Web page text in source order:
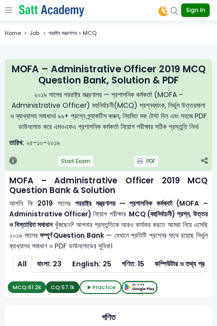
Sign In
Home Job পররাষ্ট্র মন্ত্রণালয় > MCQ
MOFA – Administrative Officer 2019 MCQ
Question Bank, Solution & PDF
২০১৯ সালের পররাষ্ট্র মন্ত্রণালয় — প্রশাসনিক কর্মকর্তা (MOFA –
Administrative Officer) বহুনির্বাচনী(MCQ) প্রশ্নব্যাংক, নির্ভুল উত্তরমালা
ও ব্যাখ্যাসহ সমাধান। ৯৯+ প্রশ্নে প্র্যাকটিস করুন, নিয়মিত মক টেস্ট দিন এবং সহজে PDF
ডাউনলোড করে এমওএফএ প্রশাসনিক কর্মকর্তা নিয়োগ পরীক্ষার সঠিক প্রস্তুতি নিন।
তারিখ: ২৫-১০-২০১৯
Start Exam PDF
MOFA – Administrative Officer 2019 MCQ
Question Bank & Solution
আপনি কি 2019 সালেরপররাষ্ট্র মন্ত্রণালয় — প্রশাসনিক কর্মকর্তা (MOFA –
Administrative Officer)নিয়োগ পরীক্ষার MCQ (বহুনির্বাচনী) প্রশ্ন, উত্তর
ও বিস্তারিত সমাধানখুঁজছেন? আপনার প্রস্তুতিকে আরও কার্যকর করতে আমরা নিয়ে এসেছি
২০১৯ সালেরসম্পূর্ণ Question Bank— যেখানে প্রতিটি প্রশ্নের সাথে রয়েছে নির্ভুল
ব্যাখ্যাসহ সমাধাণ ও PDF ডাউনলোডের সুবিধা।
All বাংলা: 23 English: 25 গণিত: 15 কম্পিউটার ও
MCQ:61.2k CQ:57.1k Practice
গণিত